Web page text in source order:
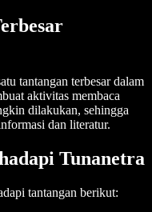
tantangan terbesar dalam
aktivitas membaca
dilakukan, sehingga
dan literatur.
Tunanetra
tantangan berikut: